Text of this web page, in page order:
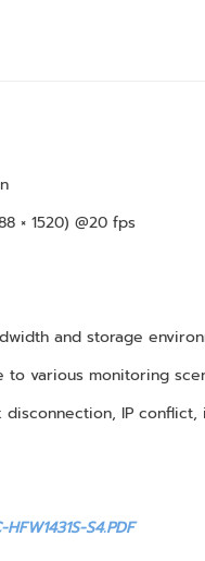
× 1520) @20 fps
and storage
to various monitoring
IP
S4.PDF